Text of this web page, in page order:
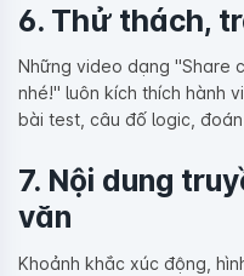
6. Thử thách,
Những video dạng "Share
nhé!" luôn kích thích hành
bài test, câu đố logic,
7. Nội dung
văn
Khoảnh khắc xúc động,